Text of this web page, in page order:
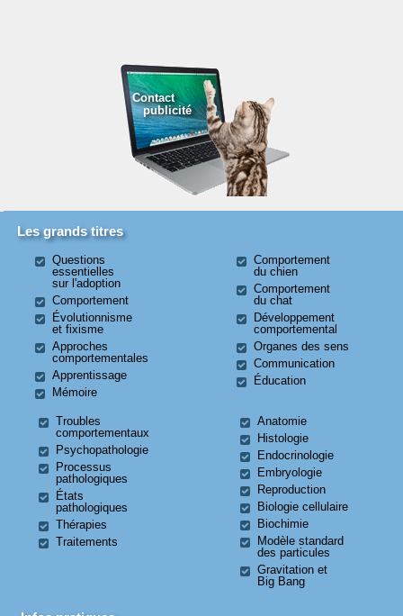
Contact
publicité
Les grands titres
Questions
essentielles
sur l'adoption
Comportement
Évolutionnisme
et fixisme
Approches
comportementales
Apprentissage
Mémoire
Comportement
du chien
Comportement
du chat
Développement
comportemental
Organes des sens
Communication
Éducation
Troubles
comportementaux
Psychopathologie
Processus
pathologiques
États
pathologiques
Thérapies
Traitements
Anatomie
Histologie
Endocrinologie
Embryologie
Reproduction
Biologie cellulaire
Biochimie
Modèle standard
des particules
Gravitation et
Big Bang